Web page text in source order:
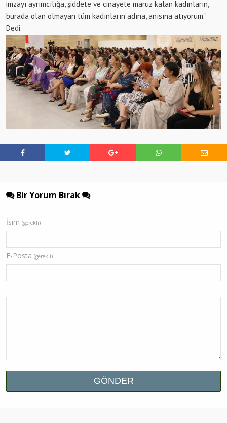
imzayı ayrımcılığa, şiddete ve cinayete maruz kalan kadınların,
burada olan olmayan tüm kadınların adına, anısına atıyorum.”
Dedi.
Bir Yorum Bırak
İsim (gerekli)
E-Posta (gerekli)